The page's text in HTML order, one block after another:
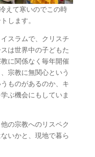
えて寒いのでこの時
します。
スラムで、クリスチ
は世界中の子どもた
に関係なく毎年開催
宗教に無関心という
ものがあるのか、キ
ぶ機会にもしていま
の宗教へのリスペク
いかと、現地で暮ら